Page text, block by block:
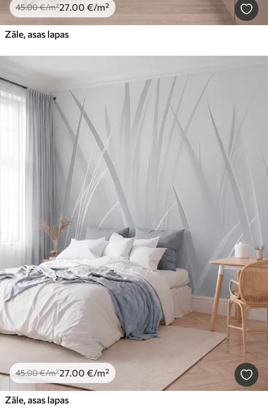
45.00€/m²27 .00 €/m²
Zāle, asas lapas
45.00€/m²27 .00 €/m²
Zāle, asas lapas